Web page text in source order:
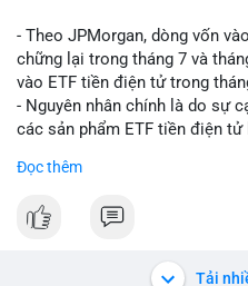
- Theo JPMorgan, dòng vốn
chững lại trong tháng 7 và
vào ETF tiền điện tử trong
- Nguyên nhân chính là do sự
các sản phẩm ETF tiền điện tử
Hyperliquid có thể đã giảm
- Nhà đầu tư cần theo dõi sát
Đọc thêm
Tải